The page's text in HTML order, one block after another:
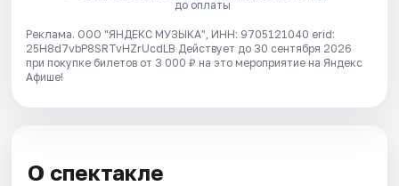
до оплаты
Реклама. ООО "ЯНДЕКС МУЗЫКА", ИНН: 9705121040 erid:
25H8d7vbP8SRTvHZrUcdLB Действует до 30 сентября 2026
при покупке билетов от 3 000 ₽ на это мероприятие на Яндекс
Афише!
О спектакле